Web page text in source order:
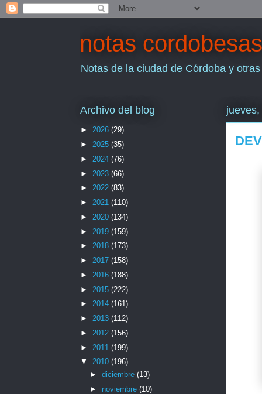
notas cordobesas
Notas de la ciudad de Córdoba y
Archivo del blog
► 2026 (29)
► 2025 (35)
► 2024 (76)
► 2023 (66)
► 2022 (83)
► 2021 (110)
► 2020 (134)
► 2019 (159)
► 2018 (173)
► 2017 (158)
► 2016 (188)
► 2015 (222)
► 2014 (161)
► 2013 (112)
► 2012 (156)
► 2011 (199)
▼ 2010 (196)
► diciembre (13)
► noviembre (10)